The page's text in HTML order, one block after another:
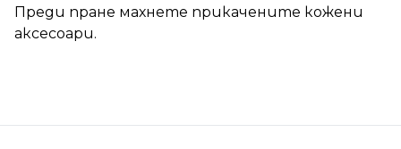
Преди пране махнете прикачените кожени
аксесоари.